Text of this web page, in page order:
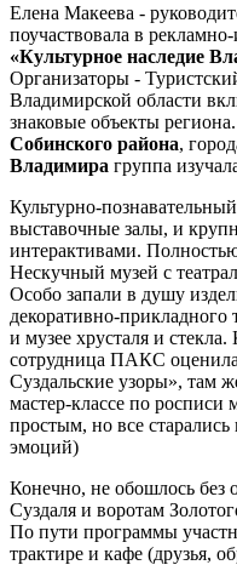
Елена Макеева -
поучаствовала в
«Культурное наследие
Организаторы -
Владимирской области
знаковые объекты
Собинского района,
Владимира группа
Культурно-
выставочные залы, и
интерактивами.
Нескучный музей с
Особо запали в душу
декоративно-прикладного
и музее хрусталя и
сотрудница ПАКС
Суздальские узоры», там
мастер-классе по росписи
простым, но все
эмоций)
Конечно, не обошлось без
Суздаля и воротам
По пути программы
трактире и кафе (друзья,